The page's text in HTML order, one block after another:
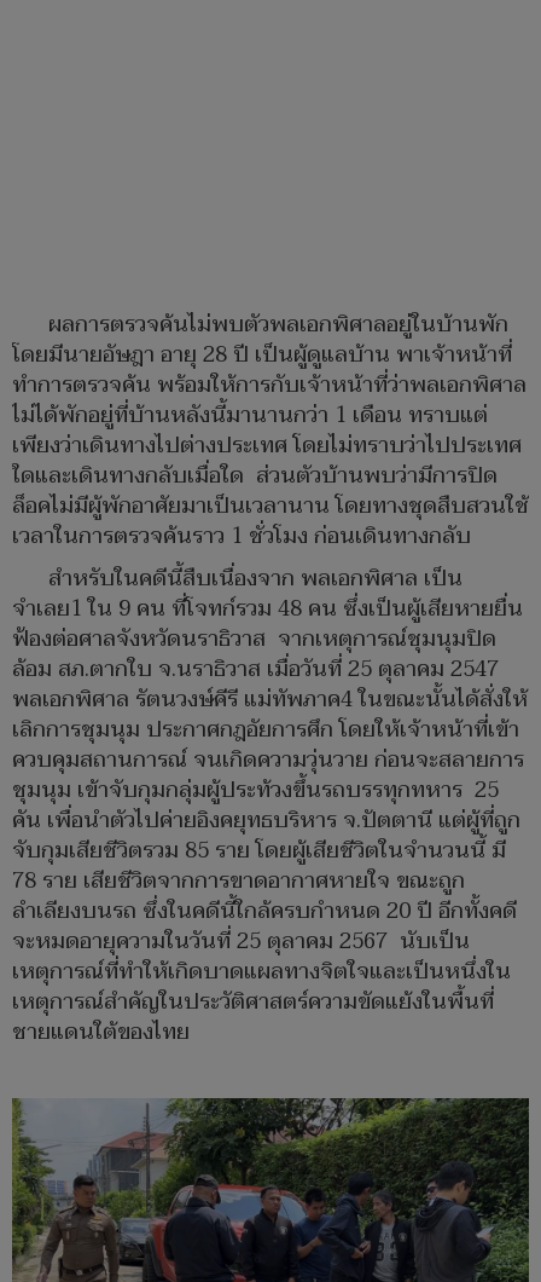
ผลการตรวจค้นไม่พบตัวพลเอกพิศาลอยู่ในบ้านพัก
โดยมีนายอัษฎา อายุ 28 ปี เป็นผู้ดูแลบ้าน พาเจ้าหน้าที่
ทำการตรวจค้น พร้อมให้การกับเจ้าหน้าที่ว่าพลเอกพิศาล
ไม่ได้พักอยู่ที่บ้านหลังนี้มานานกว่า 1 เดือน ทราบแต่
เพียงว่าเดินทางไปต่างประเทศ โดยไม่ทราบว่าไปประเทศ
ใดและเดินทางกลับเมื่อใด ส่วนตัวบ้านพบว่ามีการปิด
ล็อคไม่มีผู้พักอาศัยมาเป็นเวลานาน โดยทางชุดสืบสวนใช้
เวลาในการตรวจค้นราว 1 ชั่วโมง ก่อนเดินทางกลับ
สำหรับในคดีนี้สืบเนื่องจาก พลเอกพิศาล เป็น
จำเลย1 ใน 9 คน ที่โจทก์รวม 48 คน ซึ่งเป็นผู้เสียหายยื่น
ฟ้องต่อศาลจังหวัดนราธิวาส จากเหตุการณ์ชุมนุมปิด
ล้อม สภ.ตากใบ จ.นราธิวาส เมื่อวันที่ 25 ตุลาคม 2547
พลเอกพิศาล รัตนวงษ์คีรี แม่ทัพภาค4 ในขณะนั้นได้สั่งให้
เลิกการชุมนุม ประกาศกฎอัยการศึก โดยให้เจ้าหน้าที่เข้า
ควบคุมสถานการณ์ จนเกิดความวุ่นวาย ก่อนจะสลายการ
ชุมนุม เข้าจับกุมกลุ่มผู้ประท้วงขึ้นรถบรรทุกทหาร 25
คัน เพื่อนำตัวไปค่ายอิงคยุทธบริหาร จ.ปัตตานี แต่ผู้ที่ถูก
จับกุมเสียชีวิตรวม 85 ราย โดยผู้เสียชีวิตในจำนวนนี้ มี
78 ราย เสียชีวิตจากการขาดอากาศหายใจ ขณะถูก
ลำเลียงบนรถ ซึ่งในคดีนี้ใกล้ครบกำหนด 20 ปี อีกทั้งคดี
จะหมดอายุความในวันที่ 25 ตุลาคม 2567 นับเป็น
เหตุการณ์ที่ทำให้เกิดบาดแผลทางจิตใจและเป็นหนึ่งใน
เหตุการณ์สำคัญในประวัติศาสตร์ความขัดแย้งในพื้นที่
ชายแดนใต้ของไทย